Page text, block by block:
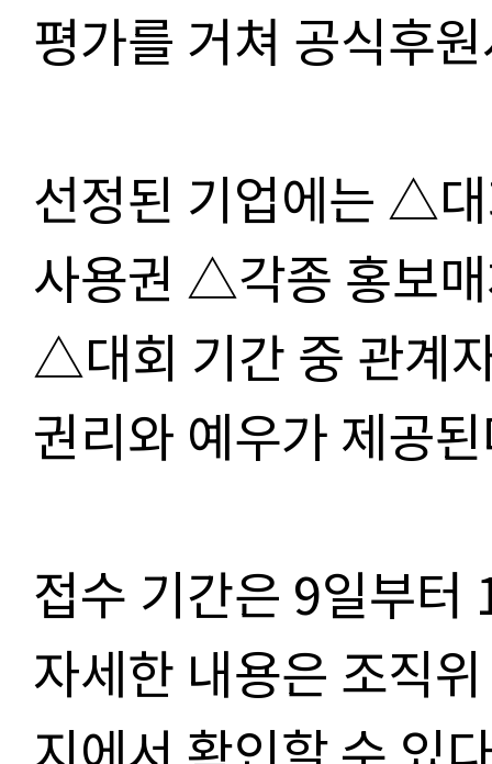
평가를 거쳐 공식후
선정된 기업에는 △
사용권 △각종 홍보
△대회 기간 중 관계
권리와 예우가 제공
접수 기간은 9일부터
자세한 내용은 조직